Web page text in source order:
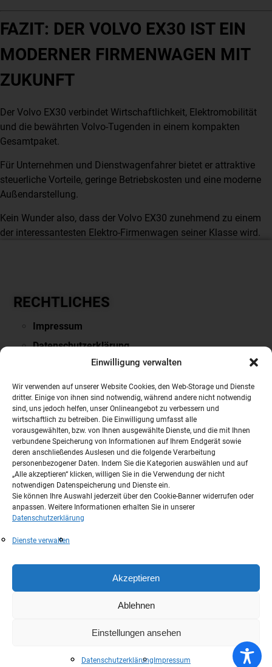
Einwilligung verwalten
Wir verwenden auf unserer Website Cookies, den Web-Storage und Dienste
dritter. Einige von ihnen sind notwendig, während andere nicht notwendig
sind, uns jedoch helfen, unser Onlineangebot zu verbessern und
wirtschaftlich zu betreiben. Die Einwilligung umfasst alle
vorausgewählten, bzw. von Ihnen ausgewählte Dienste, und die mit Ihnen
verbundene Speicherung von Informationen auf Ihrem Endgerät sowie
deren anschließendes Auslesen und die folgende Verarbeitung
personenbezogener Daten. Indem Sie die Kategorien auswählen und auf
„Alle akzeptieren“ klicken, willigen Sie in die Verwendung der nicht
notwendigen Datenspeicherung und Dienste ein.
Sie können Ihre Auswahl jederzeit über den Cookie-Banner widerrufen oder
anpassen. Weitere Informationen erhalten Sie in unserer
Datenschutzerklärung
Dienste verwalten
Akzeptieren
Ablehnen
Einstellungen ansehen
Datenschutzerklärung Impressum
FAZIT: DER VOLVO EX30 IST EIN
MODERNER FIRMENWAGEN MIT
ZUKUNFT
Der Volvo EX30 verbindet Wirtschaftlichkeit, Elektromobilität
und die bewährten Volvo-Tugenden in einem kompakten
Gesamtpaket.
Für Unternehmen und Dienstwagenfahrer bietet er attraktive
steuerliche Vorteile, geringe Betriebskosten und eine moderne
Außendarstellung.
Kein Wunder also, dass der Volvo EX30 zunehmend zu einem
der interessantesten Elektro-Firmenwagen seiner Klasse wird.
RECHTLICHES
Impressum
Datenschutzerklärung
Downloads & Links
PARTNERSEITEN
VOLVO
NISSAN
Mobile.de
Auto Scout24
Autobörse